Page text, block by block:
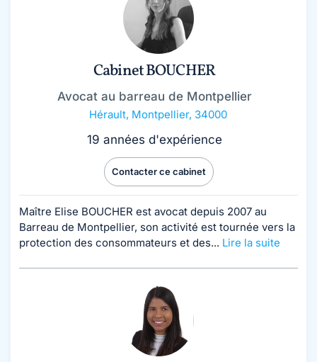
Cabinet BOUCHER
Avocat au barreau de Montpellier
Hérault, Montpellier, 34000
19 années d'expérience
Contacter ce cabinet
Maître Elise BOUCHER est avocat depuis 2007 au
Barreau de Montpellier, son activité est tournée vers la
protection des consommateurs et des... Lire la suite